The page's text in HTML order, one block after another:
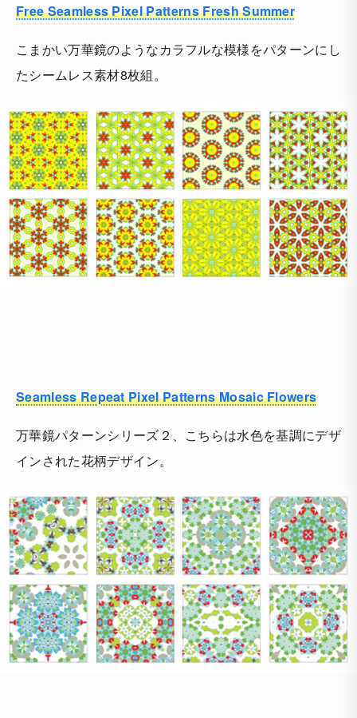
Free Seamless Pixel Patterns Fresh Summer
こまかい万華鏡のようなカラフルな模様をパターンにし
たシームレス素材8枚組。
Seamless Repeat Pixel Patterns Mosaic Flowers
万華鏡パターンシリーズ２、こちらは水色を基調にデザ
インされた花柄デザイン。